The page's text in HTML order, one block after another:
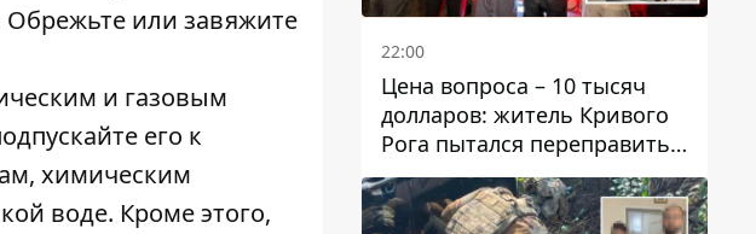
Обрежьте или завяжите
и газовым
его к
химическим
воде. Кроме этого,
22:00
Цена вопроса – 10 тысяч
долларов: житель Кривого
Рога пытался переправить
мужчину в Словакию